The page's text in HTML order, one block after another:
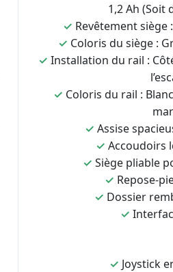
1,2 Ah (Soit
✓ Revêtement siège
✓ Coloris du siège :
✓ Installation du rail :
✓ Coloris du rail :
✓ Assise
✓ Accoudoirs
✓ Siège pliable
✓ Repose-
✓ Dossier
✓
✓ Joystick